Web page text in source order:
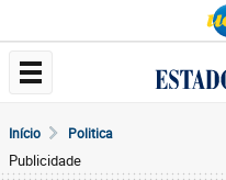
Início Politica
Publicidade